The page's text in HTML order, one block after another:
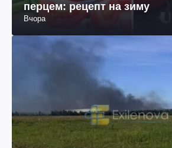
перцем: рецепт на зиму
Вчора